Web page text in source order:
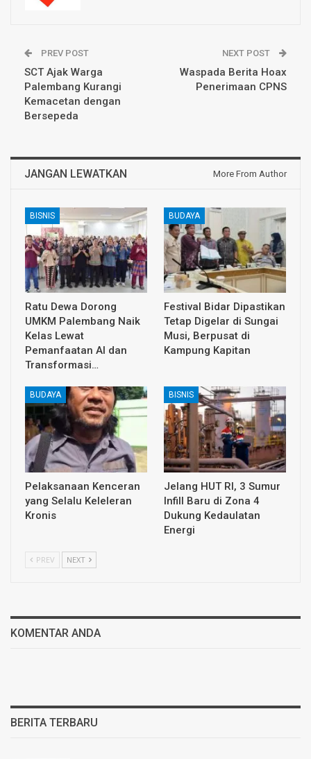
PREV POST
SCT Ajak Warga
Palembang Kurangi
Kemacetan dengan
Bersepeda
NEXT POST
Waspada Berita Hoax
Penerimaan CPNS
JANGAN LEWATKAN More From Author
BISNIS
Ratu Dewa Dorong
UMKM Palembang Naik
Kelas Lewat
Pemanfaatan AI dan
Transformasi…
BUDAYA
Festival Bidar Dipastikan
Tetap Digelar di Sungai
Musi, Berpusat di
Kampung Kapitan
BUDAYA
Pelaksanaan Kenceran
yang Selalu Keleleran
Kronis
BISNIS
Jelang HUT RI, 3 Sumur
Infill Baru di Zona 4
Dukung Kedaulatan
Energi
PREV NEXT
KOMENTAR ANDA
BERITA TERBARU